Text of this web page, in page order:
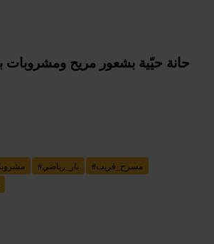
حانة حيّية بشعور مريح
#بار_رياضي #مسرح_قريب